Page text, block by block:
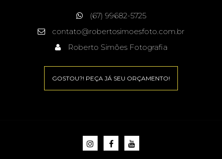
(67) 99682-5725
contato@robertosimoesfoto.com.br
Roberto Simões Fotografia
GOSTOU?! PEÇA JÁ SEU ORÇAMENTO!